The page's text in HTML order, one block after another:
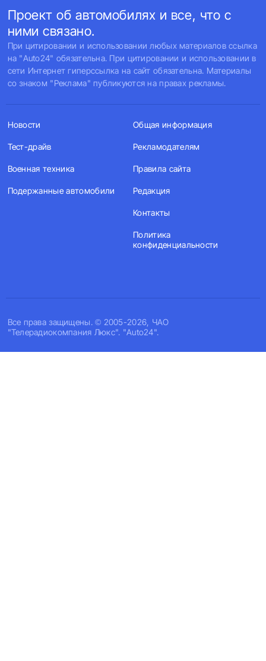
Проект об автомобилях и все, что с
ними связано.
При цитировании и использовании любых материалов ссылка
на "Auto24" обязательна. При цитировании и использовании в
сети Интернет гиперссылка на сайт обязательна. Материалы
со знаком "Реклама" публикуются на правах рекламы.
Все права защищены. © 2005-2026, ЧАО
"Телерадиокомпания Люкс". "Auto24".
Новости
Тест-драйв
Военная техника
Подержанные автомобили
Общая информация
Рекламодателям
Правила сайта
Редакция
Контакты
Политика
конфиденциальности